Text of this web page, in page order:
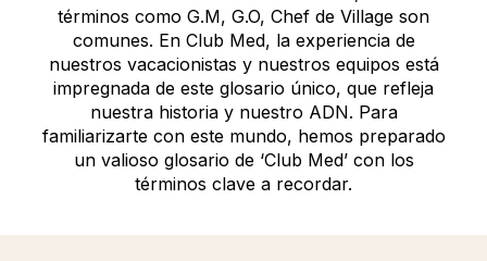
términos como G.M, G.O, Chef de Village son
comunes. En Club Med, la experiencia de
nuestros vacacionistas y nuestros equipos está
impregnada de este glosario único, que refleja
nuestra historia y nuestro ADN. Para
familiarizarte con este mundo, hemos preparado
un valioso glosario de ‘Club Med’ con los
términos clave a recordar.